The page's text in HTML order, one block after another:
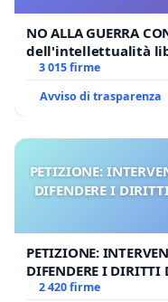
NO ALLA GUERRA
dell'intellettualità
3 015 firme
Avviso di trasparenza
PETIZIONE:
DIFENDERE I
PETIZIONE:
DIFENDERE I DIRITTI
UDG)
2 420 firme